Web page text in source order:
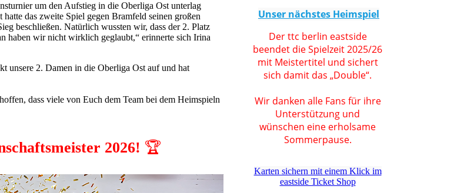
um den Aufstieg in die Oberliga Ost unterlag
das zweite Spiel gegen Bramfeld seinen großen
beschließen. Natürlich wussten wir, dass der 2. Platz
haben wir nicht wirklich geglaubt,“ erinnerte sich Irina
unsere 2. Damen in die Oberliga Ost auf und hat
dass viele von Euch dem Team bei dem Heimspieln
2026! 🏆
Unser nächstes Heimspiel
Der ttc berlin eastside
beendet die Spielzeit 2025/26
mit Meistertitel und sichert
sich damit das „Double“.
Wir danken alle Fans für ihre
Unterstützung und
wünschen eine erholsame
Sommerpause.
Karten sichern mit einem Klick im
eastside Ticket Shop